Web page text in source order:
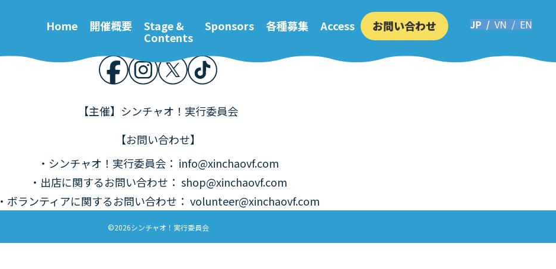
Home 開催概要 Stage &
Contents
Sponsors 各種募集 Access お問い合わせ
Contents
【主催】シンチャオ！実行委員会
【お問い合わせ】
・シンチャオ！実行委員会： info@xinchaovf.com
・出店に関するお問い合わせ ： shop@xinchaovf.com
・ボランティアに関するお問い合わせ ： volunteer@xinchaovf.com
©2026シンチャオ！実行委員会